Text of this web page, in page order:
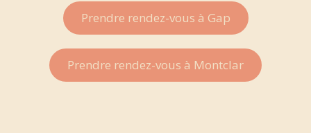
Prendre rendez-vous à Gap
Prendre rendez-vous à Montclar